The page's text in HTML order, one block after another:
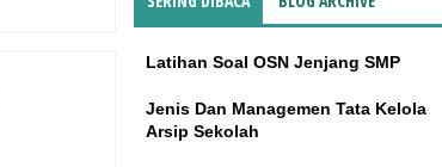
Latihan Soal OSN Jenjang SMP
Jenis Dan Managemen Tata Kelola
Arsip Sekolah